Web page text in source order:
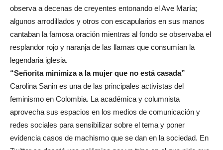
observa a decenas de creyentes entonando el Ave María;
algunos arrodillados y otros con escapularios en sus manos
cantaban la famosa oración mientras al fondo se observaba el
resplandor rojo y naranja de las llamas que consumían la
legendaria iglesia.
“Señorita minimiza a la mujer que no está casada”
Carolina Sanin es una de las principales activistas del
feminismo en Colombia. La académica y columnista
aprovecha sus espacios en los medios de comunicación y
redes sociales para sensibilizar sobre el tema y poner
evidencia casos de machismo que se dan en la sociedad. En